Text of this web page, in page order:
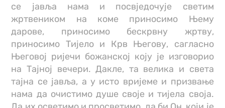
се јавља нама и посвједочује светим
жртвеником на коме приносимо Њему
дарове, приносимо бескрвну жртву,
приносимо Тијело и Крв Његову, сагласно
Његовој ријечи божанској коју је изговорио
на Тајној вечери. Дакле, та велика и света
тајна се јавља, а у исто вријеме и призвање
нама да очистимо душе своје и тијела своја.